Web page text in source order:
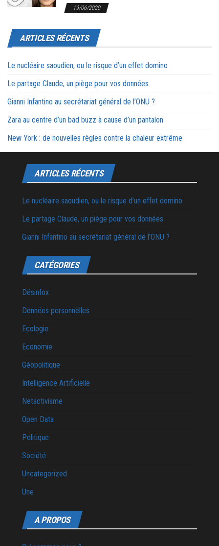
19/06/2020
ARTICLES RÉCENTS
Le nucléaire saoudien, ou le risque d’un effet domino
Le partage Claude, un piège pour vos données
Gianni Infantino au secrétariat général de l’ONU ?
Zara au centre d’un bad buzz à cause d’un pantalon
New York : de nouvelles règles contre la chaleur extrême
ARTICLES RÉCENTS
Le nucléaire saoudien, ou le risque d’un effet domino
Le partage Claude, un piège pour vos données
Gianni Infantino au secrétariat général de l’ONU ?
CATÉGORIES
Désinfox
Données personnelles
Ecologie
Economie
Géopolitique
Intelligence Artificielle
Netactivisme
Open Data
Politique
Société
Uncategorized
Une
A PROPOS